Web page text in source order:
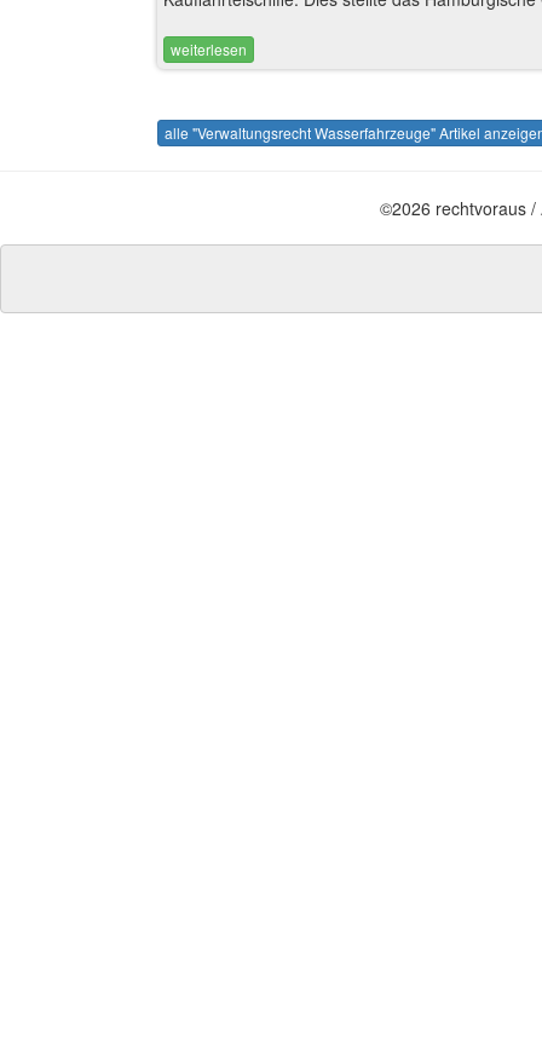
weiterlesen
alle "Verwaltungsrecht Wasserfahrzeuge" Artikel
©2026 rechtvoraus /